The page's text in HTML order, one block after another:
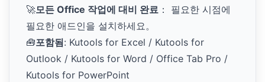
🚀모든 Office 작업에 대비 완료 ： 필요한 시점에
필요한 애드인을 설치하세요。
🧰포함됨: Kutools for Excel / Kutools for
Outlook / Kutools for Word / Office Tab Pro /
Kutools for PowerPoint